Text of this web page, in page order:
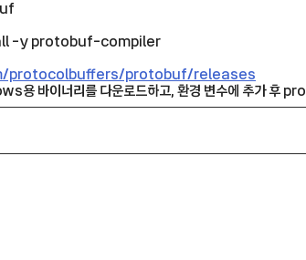
-y protobuf-compiler
protocolbuffers/protobuf/releases
용 바이너리를 다운로드하고, 환경 변수에 추가 후